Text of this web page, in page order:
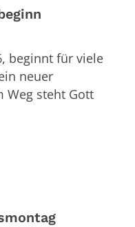
beginnt für viele
neuer
Weg steht Gott